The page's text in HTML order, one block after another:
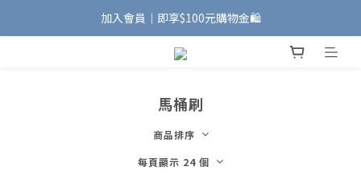
加入會員｜即享$100元購物金🛍️
加入會員｜即享$100元購物金🛍️
安裝維修服務｜Line ID @885wywfl
加入會員｜即享$100元購物金🛍️
馬桶刷
商品排序
每頁顯示 24 個